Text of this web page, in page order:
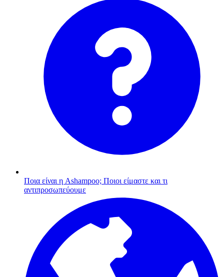
Ποια είναι η Ashampoo; Ποιοι είμαστε και τι
αντιπροσωπεύουμε